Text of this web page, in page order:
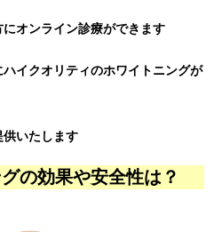
オンライン診療ができます
イクオリティのホワイトニングが
いたします
の効果や安全性は？